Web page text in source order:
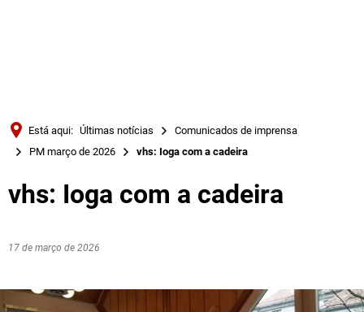
Русский
Está aqui: Últimas notícias
Comunicados de imprensa
PM março de 2026
vhs: Ioga com a cadeira
vhs: Ioga com a cadeira
17 de março de 2026